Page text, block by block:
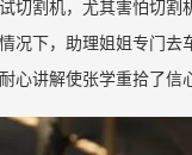
切割机，尤其害怕切割
况下，助理姐姐专门去
心讲解使张学重拾了信